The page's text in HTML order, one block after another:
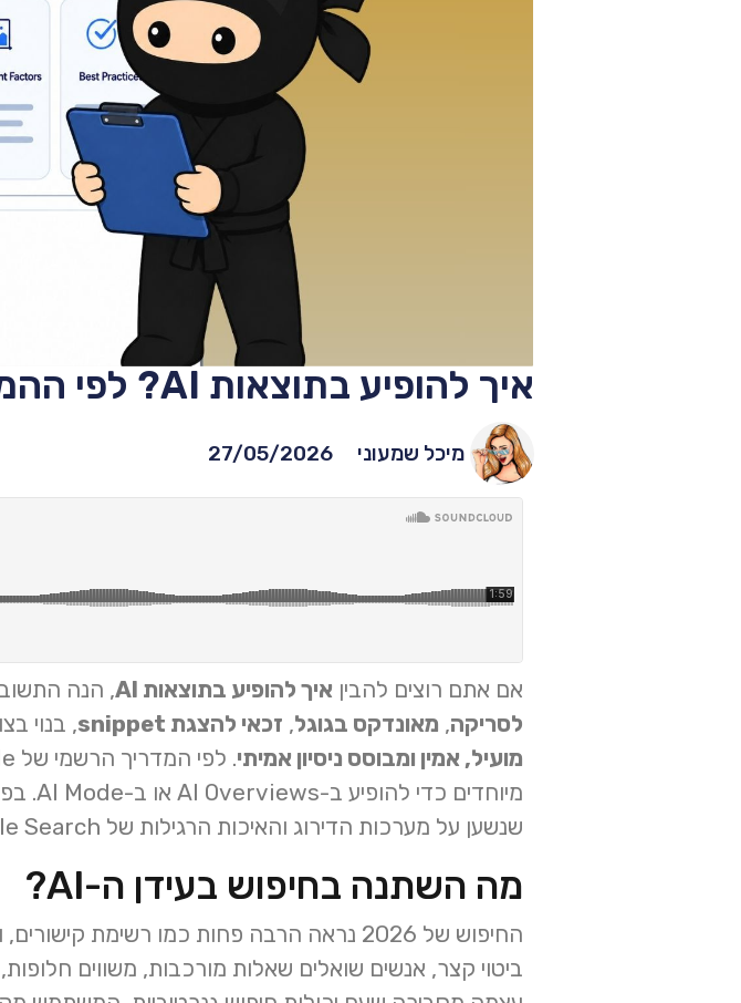
איך להופיע בתוצאות AI? לפי ההמלצות של Google לשנת 2026
מיכל שמעוני 27/05/2026
אם אתם רוצים להבין איך להופיע בתוצאות AI , הנה
לסריקה, מאונדקס בגוגל, זכאי להצגת snippet , בנוי
מועיל, אמין ומבוסס ניסיון אמיתי
שנשען על מערכות הדירוג והאיכות הרגילות של Google Search.
מה השתנה בחיפוש בעידן ה-AI?
החיפוש של 2026 נראה הרבה פחות כמו